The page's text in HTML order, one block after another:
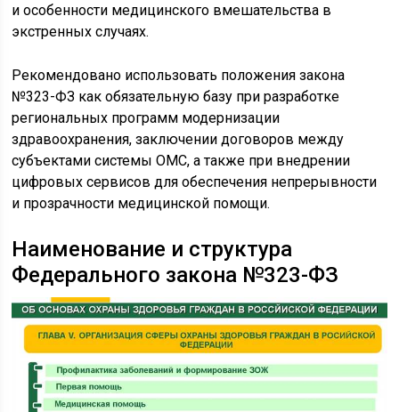
и особенности медицинского вмешательства в
экстренных случаях.
Рекомендовано использовать положения закона
№323-ФЗ как обязательную базу при разработке
региональных программ модернизации
здравоохранения, заключении договоров между
субъектами системы ОМС, а также при внедрении
цифровых сервисов для обеспечения непрерывности
и прозрачности медицинской помощи.
Наименование и структура
Федерального закона №323-ФЗ